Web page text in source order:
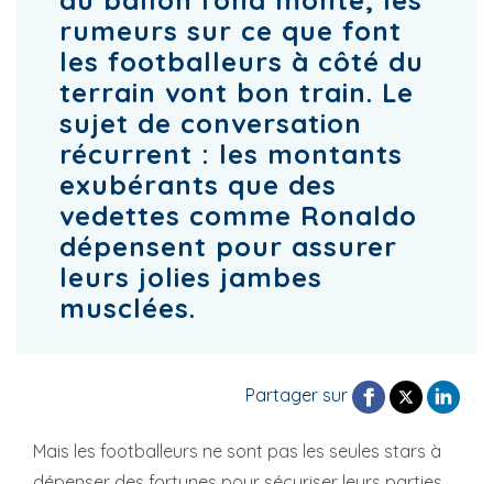
rumeurs sur ce que font
les footballeurs à côté du
terrain vont bon train. Le
sujet de conversation
récurrent : les montants
exubérants que des
vedettes comme Ronaldo
dépensent pour assurer
leurs jolies jambes
musclées.
Partager sur
Mais les footballeurs ne sont pas les seules stars à